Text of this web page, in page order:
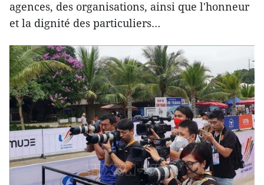
agences, des organisations, ainsi que l'honneur
et la dignité des particuliers…